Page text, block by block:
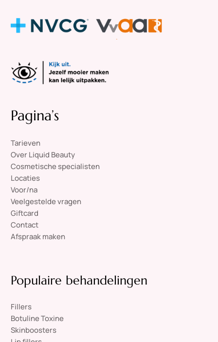
Pagina’s
Tarieven
Over Liquid Beauty
Cosmetische specialisten
Locaties
Voor/na
Veelgestelde vragen
Giftcard
Contact
Afspraak maken
Populaire behandelingen
Fillers
Botuline Toxine
Skinboosters